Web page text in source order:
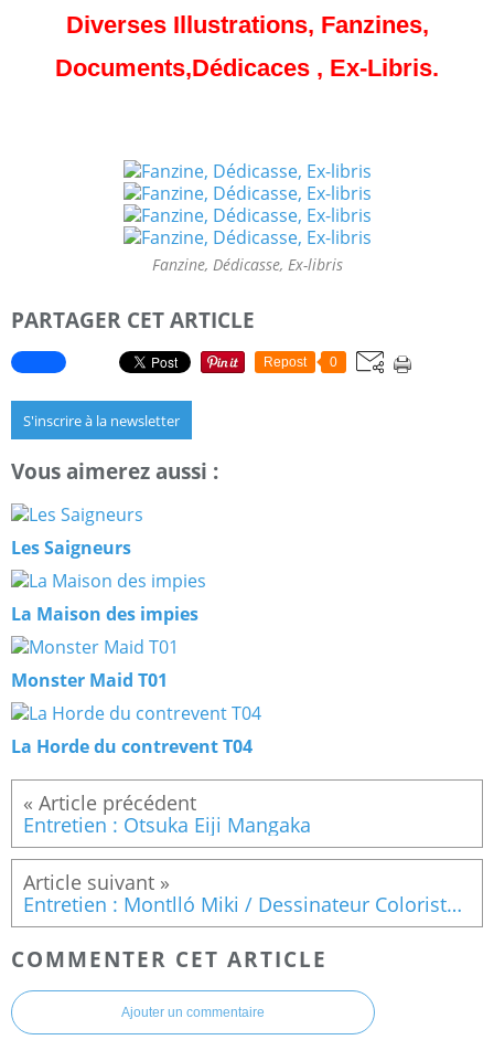
Diverses Illustrations, Fanzines,
Documents,Dédicaces , Ex-Libris.
Fanzine, Dédicasse, Ex-libris
PARTAGER CET ARTICLE
Repost 0
S'inscrire à la newsletter
Vous aimerez aussi :
Les Saigneurs
La Maison des impies
Monster Maid T01
La Horde du contrevent T04
Entretien : Otsuka Eiji Mangaka
Entretien : Montlló Miki / Dessinateur Coloriste / Warship
COMMENTER CET ARTICLE
Ajouter un commentaire